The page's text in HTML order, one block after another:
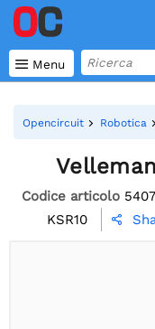
 Menu
Opencircuit Robotica
Codice articolo
KSR10
